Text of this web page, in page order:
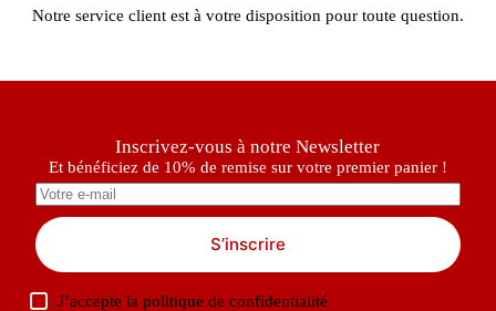
Notre service client est à votre disposition pour toute question.
Inscrivez-vous à notre Newsletter
Et bénéficiez de 10% de remise sur votre premier panier !
S’inscrire
J’accepte lapolitique de confidentialité